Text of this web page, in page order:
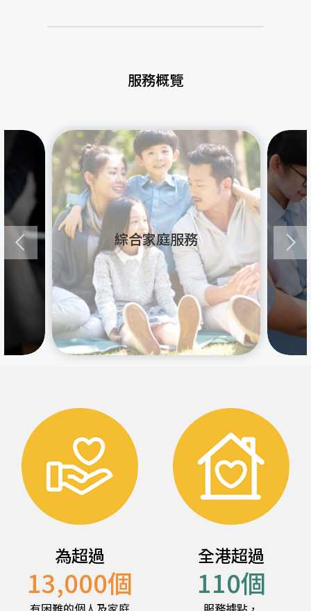
服務概覽
綜合家庭服務
為超過
13,000個
全港超過
110個